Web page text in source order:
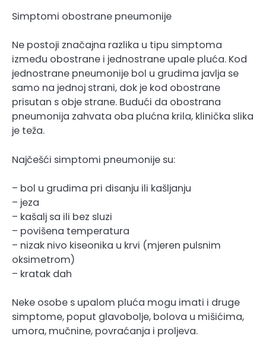
Simptomi obostrane pneumonije
Ne postoji značajna razlika u tipu simptoma
između obostrane i jednostrane upale pluća. Kod
jednostrane pneumonije bol u grudima javlja se
samo na jednoj strani, dok je kod obostrane
prisutan s obje strane. Budući da obostrana
pneumonija zahvata oba plućna krila, klinička slika
je teža.
Najčešći simptomi pneumonije su:
– bol u grudima pri disanju ili kašljanju
– jeza
– kašalj sa ili bez sluzi
– povišena temperatura
– nizak nivo kiseonika u krvi (mjeren pulsnim
oksimetrom)
– kratak dah
Neke osobe s upalom pluća mogu imati i druge
simptome, poput glavobolje, bolova u mišićima,
umora, mučnine, povraćanja i proljeva.